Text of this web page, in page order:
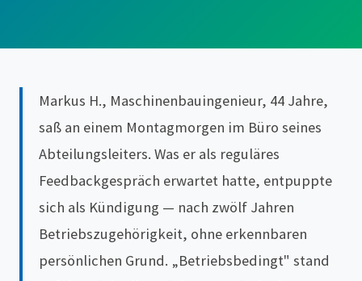
Markus H., Maschinenbauingenieur, 44 Jahre,
saß an einem Montagmorgen im Büro seines
Abteilungsleiters. Was er als reguläres
Feedbackgespräch erwartet hatte, entpuppte
sich als Kündigung — nach zwölf Jahren
Betriebszugehörigkeit, ohne erkennbaren
persönlichen Grund. „Betriebsbedingt" stand